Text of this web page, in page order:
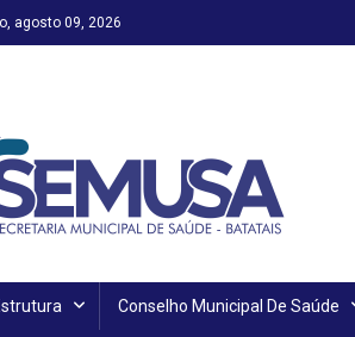
agosto 09, 2026
Conselho Municipal De Saúde